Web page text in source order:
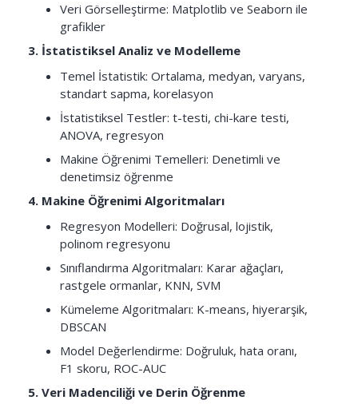
Veri Görselleştirme: Matplotlib ve Seaborn ile
grafikler
3. İstatistiksel Analiz ve Modelleme
Temel İstatistik: Ortalama, medyan, varyans,
standart sapma, korelasyon
İstatistiksel Testler: t-testi, chi-kare testi,
ANOVA, regresyon
Makine Öğrenimi Temelleri: Denetimli ve
denetimsiz öğrenme
4. Makine Öğrenimi Algoritmaları
Regresyon Modelleri: Doğrusal, lojistik,
polinom regresyonu
Sınıflandırma Algoritmaları: Karar ağaçları,
rastgele ormanlar, KNN, SVM
Kümeleme Algoritmaları: K-means, hiyerarşik,
DBSCAN
Model Değerlendirme: Doğruluk, hata oranı,
F1 skoru, ROC-AUC
5. Veri Madenciliği ve Derin Öğrenme